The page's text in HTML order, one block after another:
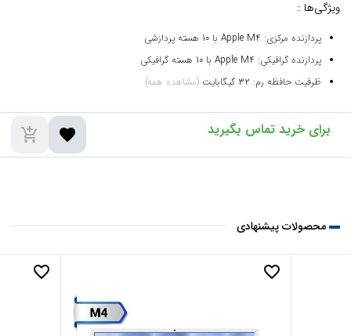
ویژگی‌ها :
پردازنده مرکزی: Apple M4 با 10 هسته پردازشی
پردازنده گرافیکی: Apple M4 با 10 هسته گرافیکی
ظرفیت حافظه رم: 32 گیگابایت
(مشاهده همه)
add_shopping_cart favorite
محصولات پیشنهادی
favorite_border
favorite_border